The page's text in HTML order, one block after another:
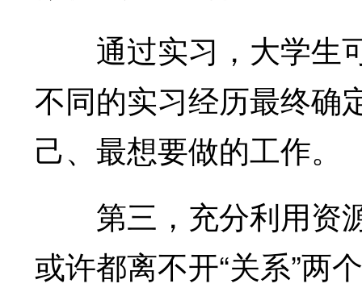
通过实习，大学生
不同的实习经历最终确
己、最想要做的工作。
第三，充分利用资
或许都离不开“关系”两